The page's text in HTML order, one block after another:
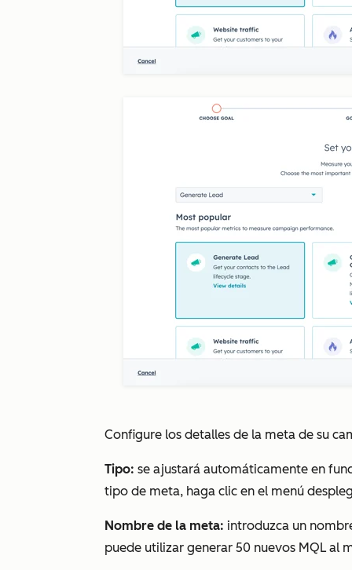
Configure los detalles de la meta de su
Tipo: se ajustará automáticamente en
tipo de meta, haga clic en el menú
Nombre de la meta: introduzca un
puede utilizar generar 50 nuevos MQL al